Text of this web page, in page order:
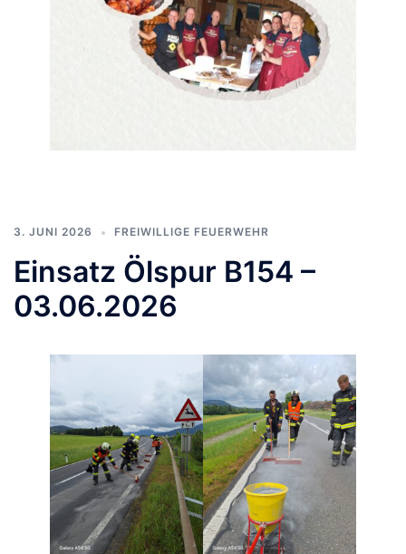
3. JUNI 2026 FREIWILLIGE FEUERWEHR
Einsatz Ölspur B154 –
03.06.2026